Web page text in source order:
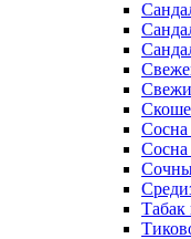
Сосна
Сосна
Табак